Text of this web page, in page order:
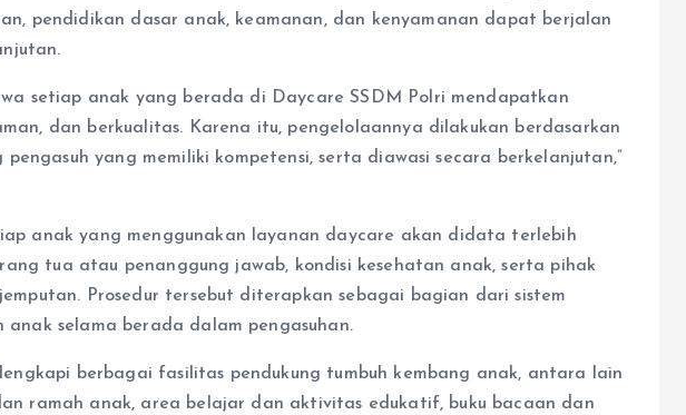
pendidikan dasar anak, keamanan, dan kenyamanan dapat berjalan
setiap anak yang berada di Daycare SSDM Polri mendapatkan
dan berkualitas. Karena itu, pengelolaannya dilakukan berdasarkan
yang memiliki kompetensi, serta diawasi secara berkelanjutan,”
anak yang menggunakan layanan daycare akan didata terlebih
tua atau penanggung jawab, kondisi kesehatan anak, serta pihak
Prosedur tersebut diterapkan sebagai bagian dari sistem
anak selama berada dalam pengasuhan.
berbagai fasilitas pendukung tumbuh kembang anak, antara lain
ramah anak, area belajar dan aktivitas edukatif, buku bacaan dan